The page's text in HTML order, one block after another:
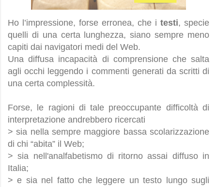
Ho l’impressione, forse erronea, che i testi, specie
quelli di una certa lunghezza, siano sempre meno
capiti dai navigatori medi del Web.
Una diffusa incapacità di comprensione che salta
agli occhi leggendo i commenti generati da scritti di
una certa complessità.
Forse, le ragioni di tale preoccupante difficoltà di
interpretazione andrebbero ricercati
> sia nella sempre maggiore bassa scolarizzazione
di chi “abita” il Web;
> sia nell'analfabetismo di ritorno assai diffuso in
Italia;
> e sia nel fatto che leggere un testo lungo sugli